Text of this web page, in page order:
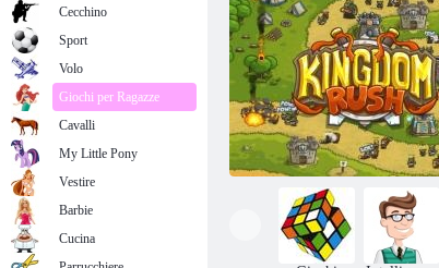
Cecchino
Sport
Volo
Giochi per Ragazze
Cavalli
My Little Pony
Vestire
Barbie
Cucina